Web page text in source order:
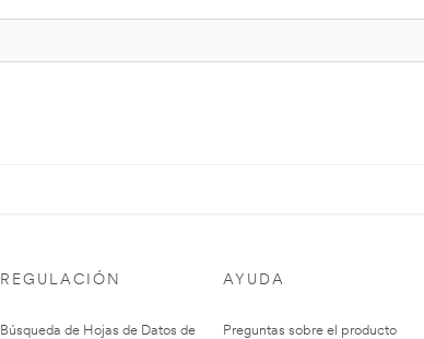
REGULACIÓN
Búsqueda de Hojas de Datos de
AYUDA
Preguntas sobre el producto